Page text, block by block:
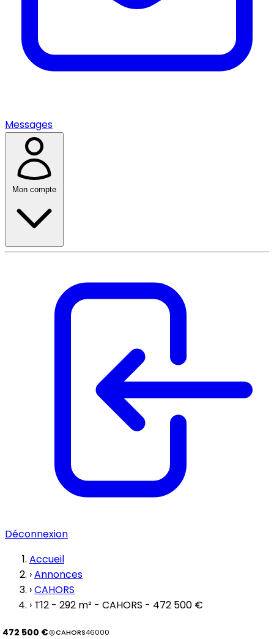
Messages
Mon compte
Déconnexion
Accueil
›Annonces
›CAHORS
› T12 - 292 m² - CAHORS - 472 500 €
472 500 € CAHORS46000